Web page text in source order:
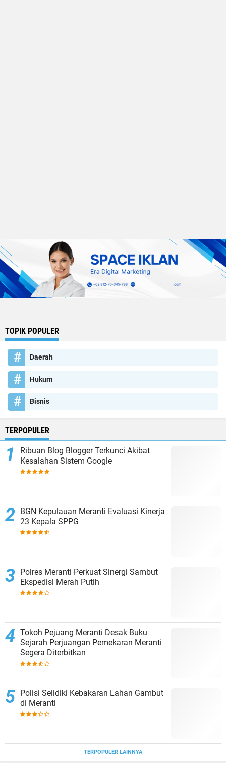
TOPIK POPULER
Daerah
Hukum
Bisnis
TERPOPULER
Ribuan Blog Blogger Terkunci Akibat
Kesalahan Sistem Google
BGN Kepulauan Meranti Evaluasi Kinerja
23 Kepala SPPG
Polres Meranti Perkuat Sinergi Sambut
Ekspedisi Merah Putih
Tokoh Pejuang Meranti Desak Buku
Sejarah Perjuangan Pemekaran Meranti
Segera Diterbitkan
Polisi Selidiki Kebakaran Lahan Gambut
di Meranti
TERPOPULER LAINNYA